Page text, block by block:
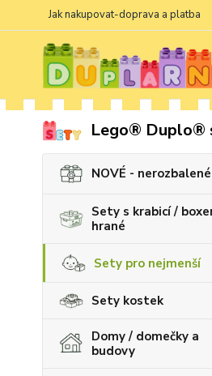
Jak nakupovat-doprava a platba
Lego® Duplo®
NOVÉ -
Sety s krabicí /
hrané
Sety pro nejmenší
Sety kostek
Domy / domečky a
budovy